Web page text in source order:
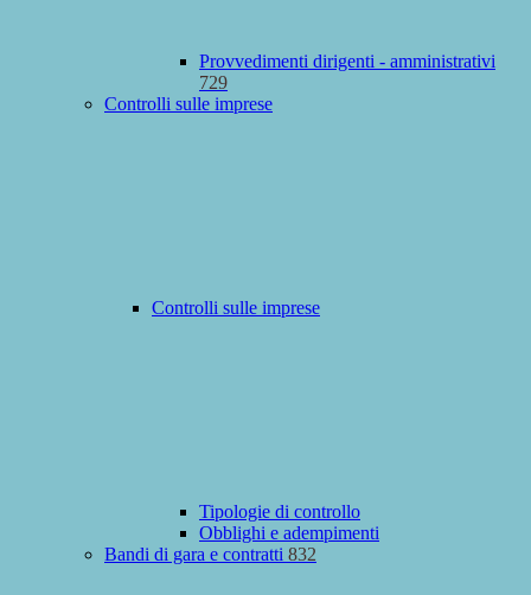
Provvedimenti dirigenti - amministrativi
729
Controlli sulle imprese
Controlli sulle imprese
Tipologie di controllo
Obblighi e adempimenti
Bandi di gara e contratti 832